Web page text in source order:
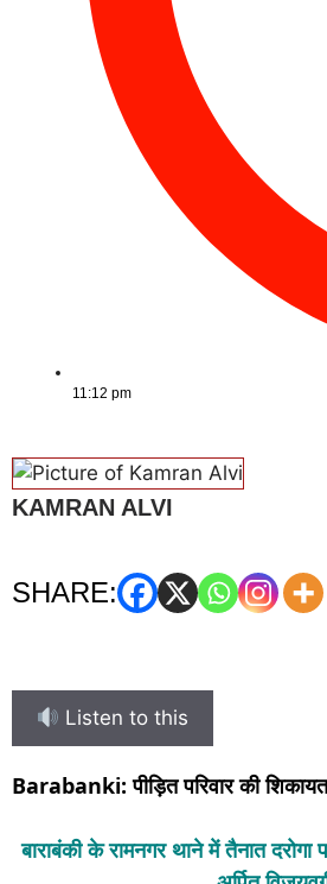
11:12 pm
KAMRAN ALVI
SHARE:
Listen to this
Barabanki: पीड़ित परिवार की शिकायत
बाराबंकी के रामनगर थाने में तैनात